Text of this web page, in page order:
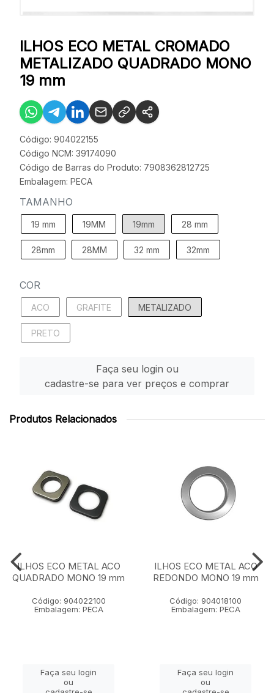
ILHOS ECO METAL CROMADO
METALIZADO QUADRADO MONO
19 mm
Código: 904022155
Código NCM: 39174090
Código de Barras do Produto: 7908362812725
Embalagem: PECA
TAMANHO
19 mm 19MM 19mm 28 mm
28mm 28MM 32 mm 32mm
COR
ACO GRAFITE METALIZADO
PRETO
Faça seu login ou
cadastre-se para ver preços e comprar
Produtos Relacionados
ILHOS ECO METAL ACO
QUADRADO MONO 19 mm
Código: 904022100
Embalagem: PECA
Faça seu login
ou
ILHOS ECO METAL ACO
REDONDO MONO 19 mm
Código: 904018100
Embalagem: PECA
Faça seu login
ou